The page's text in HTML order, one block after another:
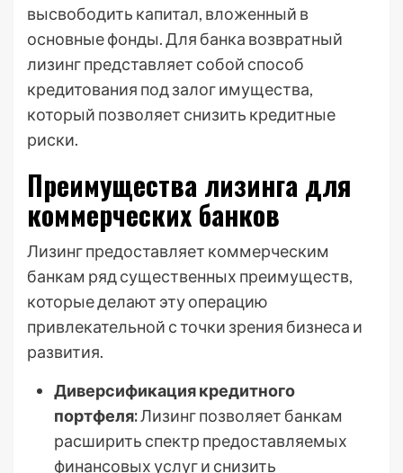
высвободить капитал, вложенный в
основные фонды. Для банка возвратный
лизинг представляет собой способ
кредитования под залог имущества,
который позволяет снизить кредитные
риски.
Преимущества лизинга для
коммерческих банков
Лизинг предоставляет коммерческим
банкам ряд существенных преимуществ,
которые делают эту операцию
привлекательной с точки зрения бизнеса и
развития.
Диверсификация кредитного
портфеля:Лизинг позволяет банкам
расширить спектр предоставляемых
финансовых услуг и снизить